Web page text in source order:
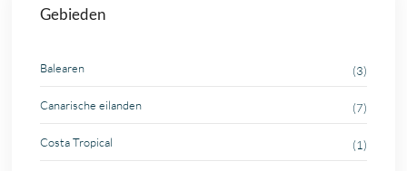
Gebieden
Balearen (3)
Canarische eilanden (7)
Costa Tropical (1)